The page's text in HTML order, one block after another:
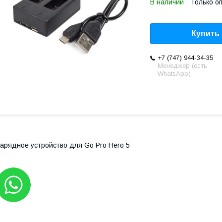
В наличии Только
Купить
+7 (747) 944-34-35
Менеджер (есть
WhatsApp)
устройство для Go Pro Hero 5